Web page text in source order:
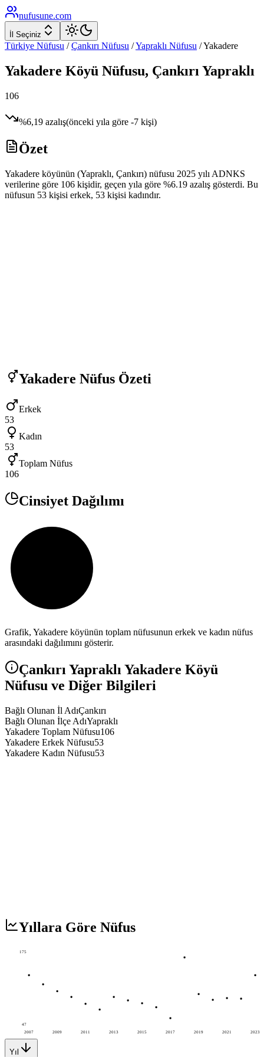
nufusune.com
İl Seçiniz
Türkiye Nüfusu / Çankırı Nüfusu /Yapraklı Nüfusu /Yakadere
Yakadere Köyü Nüfusu, Çankırı Yapraklı
106
%6,19 azalış(önceki yıla göre -7 kişi)
Özet
Yakadere köyünün (Yapraklı, Çankırı) nüfusu 2025 yılı ADNKS
verilerine göre 106 kişidir, geçen yıla göre %6.19 azalış gösterdi. Bu
nüfusun 53 kişisi erkek, 53 kişisi kadındır.
Yakadere Nüfus Özeti
Erkek
53
Kadın
53
Toplam Nüfus
106
Cinsiyet Dağılımı
Grafik, Yakadere köyünün toplam nüfusunun erkek ve kadın nüfus
arasındaki dağılımını gösterir.
Çankırı Yapraklı Yakadere Köyü
Nüfusu ve Diğer Bilgileri
Bağlı Olunan İl AdıÇankırı
Bağlı Olunan İlçe AdıYapraklı
Yakadere Toplam Nüfusu106
Yakadere Erkek Nüfusu53
Yakadere Kadın Nüfusu53
Yıllara Göre Nüfus
2007 2009 2011 2013 2015 2017 2019 2021 2023
175
47
Yıl